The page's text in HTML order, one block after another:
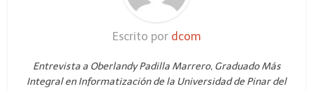
Escrito por dcom
Entrevista a Oberlandy Padilla Marrero, Graduado Más
Integral en Informatización de la Universidad de Pinar del